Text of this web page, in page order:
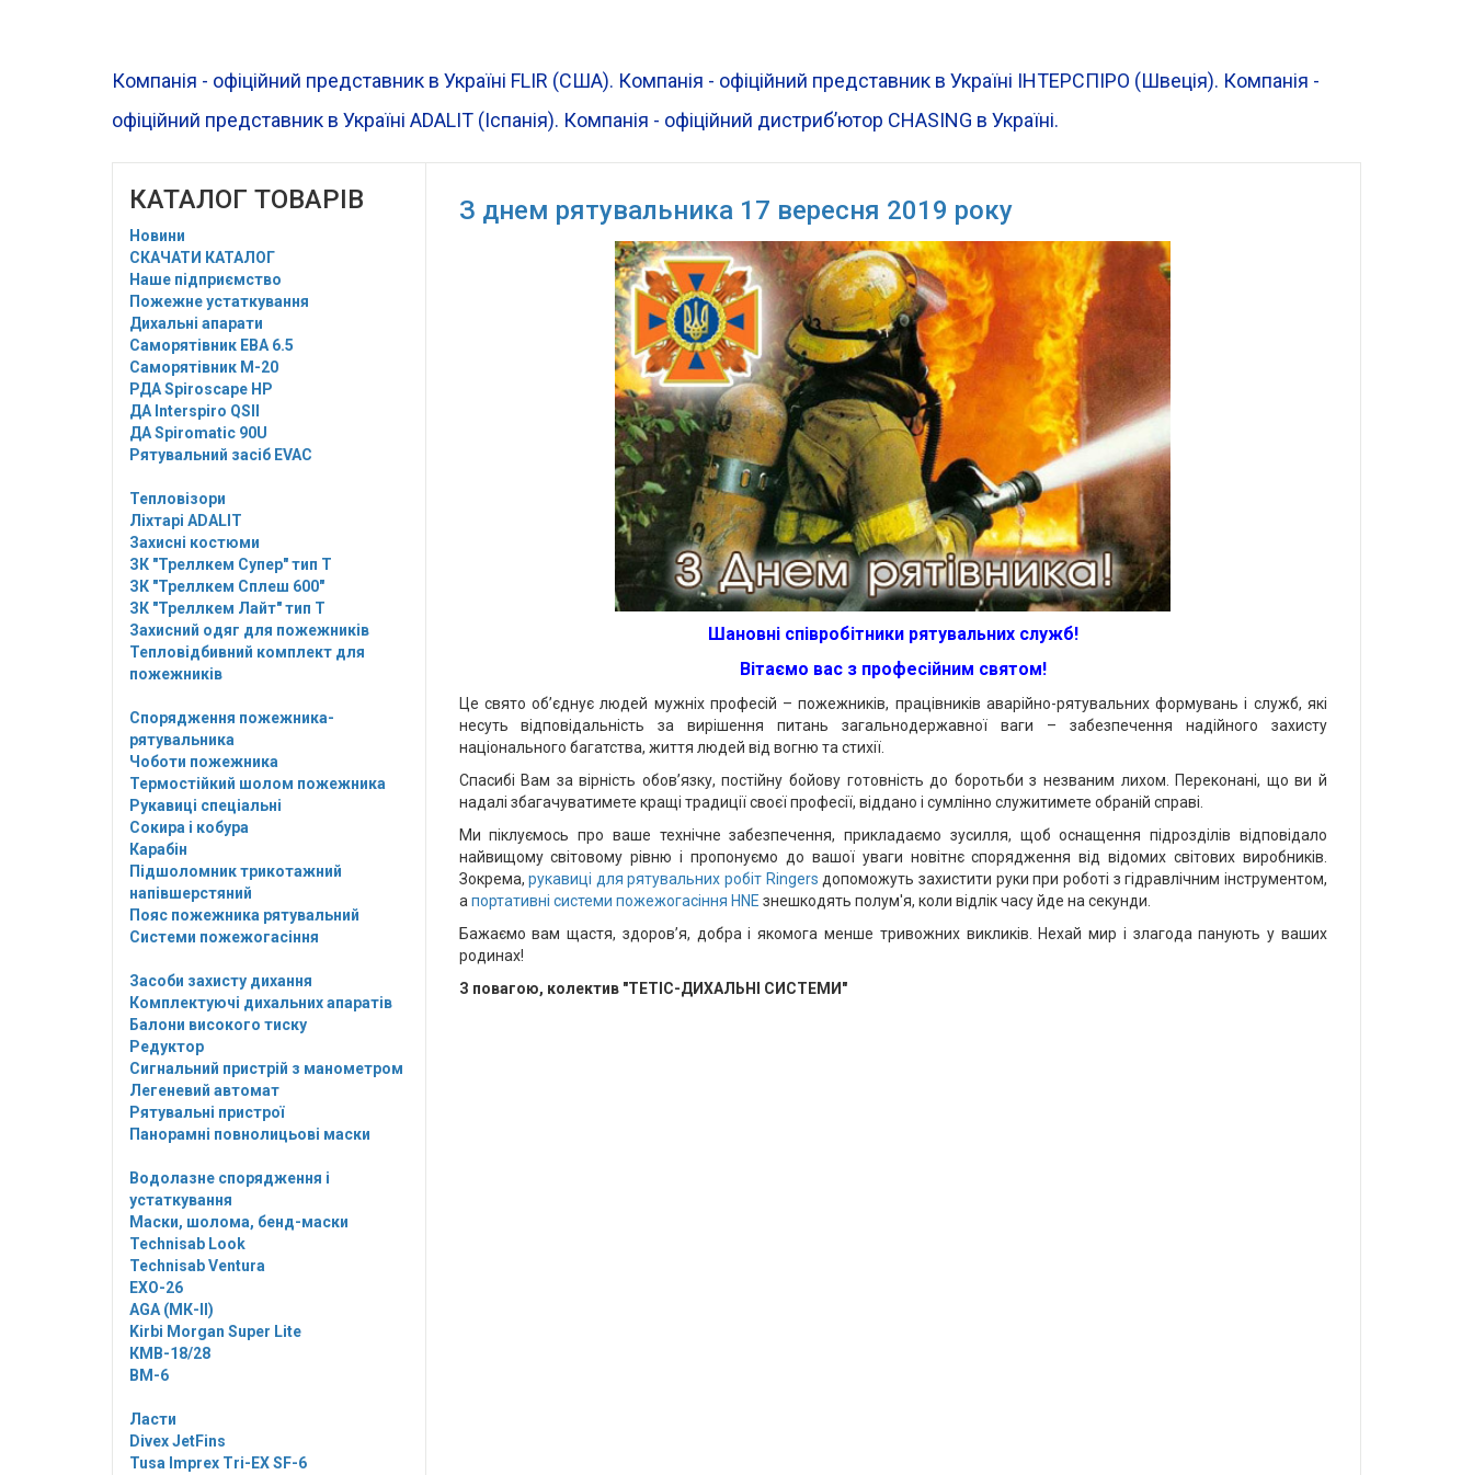
Компанія - офіційний представник в Україні FLIR (CША). Компанія - офіційний представник в Україні ІНТЕРСПІРО (Швеція). Компанія -
офіційний представник в Україні ADALIT (Іспанія). Компанія - офіційний дистрибʼютор CHASING в Україні.
З днем рятувальника 17 вересня 2019 року
Шановні співробітники рятувальних служб!
Вітаємо вас з професійним святом!
Це свято об’єднує людей мужніх професій – пожежників, працівників аварійно-рятувальних формувань і служб, які
несуть відповідальність за вирішення питань загальнодержавної ваги – забезпечення надійного захисту
національного багатства, життя людей від вогню та стихії.
Спасибі Вам за вірність обов’язку, постійну бойову готовність до боротьби з незваним лихом. Переконані, що ви й
надалі збагачуватимете кращі традиції своєї професії, віддано і сумлінно служитимете обраній справі.
Ми піклуємось про ваше технічне забезпечення, прикладаємо зусилля, щоб оснащення підрозділів відповідало
найвищому світовому рівню і пропонуємо до вашої уваги новітнє спорядження від відомих світових виробників.
Зокрема,рукавиці для рятувальних робіт Ringers допоможуть захистити руки при роботі з гідравлічним інструментом,
а портативні системи пожежогасіння HNE знешкодять полум'я, коли відлік часу йде на секунди.
Бажаємо вам щастя, здоров’я, добра і якомога менше тривожних викликів. Нехай мир і злагода панують у ваших
родинах!
З повагою, колектив "ТЕТІС-ДИХАЛЬНІ СИСТЕМИ"
КАТАЛОГ ТОВАРІВ
Новини
СКАЧАТИ КАТАЛОГ
Наше підприємство
Пожежне устаткування
Дихальні апарати
Саморятівник EBA 6.5
Саморятівник M-20
РДА Spiroscape HP
ДА Interspiro QSII
ДА Spiromatic 90U
Рятувальний засіб EVAC
Тепловізори
Ліхтарі ADALIT
Захисні костюми
ЗК "Треллкем Супер" тип Т
ЗК "Треллкем Сплеш 600"
ЗК "Треллкем Лайт" тип Т
Захисний одяг для пожежників
Тепловідбивний комплект для
пожежників
Спорядження пожежника-
рятувальника
Чоботи пожежника
Термостійкий шолом пожежника
Рукавиці спеціальні
Сокира і кобура
Карабін
Підшоломник трикотажний
напівшерстяний
Пояс пожежника рятувальний
Системи пожежогасіння
Засоби захисту дихання
Комплектуючі дихальних апаратів
Балони високого тиску
Редуктор
Сигнальний пристрій з манометром
Легеневий автомат
Рятувальні пристрої
Панорамні повнолицьові маски
Водолазне спорядження і
устаткування
Маски, шолома, бенд-маски
Technisab Look
Technisab Ventura
EXO-26
AGA (МК-II)
Kirbi Morgan Super Lite
КМВ-18/28
ВМ-6
Ласти
Divex JetFins
Tusa Imprex Tri-EX SF-6